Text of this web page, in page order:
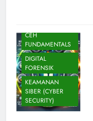
CEH
FUNDAMENTALS
DIGITAL
FORENSIK
KEAMANAN
SIBER (CYBER
SECURITY)